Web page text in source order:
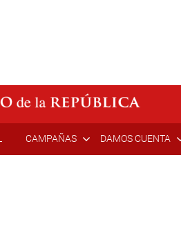
CAMPAÑAS DAMOS CUENTA